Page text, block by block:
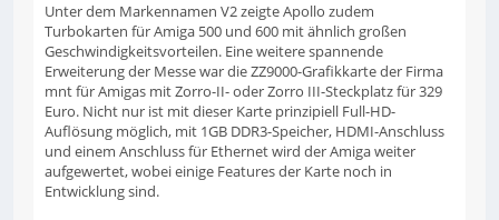
Unter dem Markennamen V2 zeigte Apollo zudem
Turbokarten für Amiga 500 und 600 mit ähnlich großen
Geschwindigkeitsvorteilen. Eine weitere spannende
Erweiterung der Messe war die ZZ9000-Grafikkarte der Firma
mnt für Amigas mit Zorro-II- oder Zorro III-Steckplatz für 329
Euro. Nicht nur ist mit dieser Karte prinzipiell Full-HD-
Auflösung möglich, mit 1GB DDR3-Speicher, HDMI-Anschluss
und einem Anschluss für Ethernet wird der Amiga weiter
aufgewertet, wobei einige Features der Karte noch in
Entwicklung sind.